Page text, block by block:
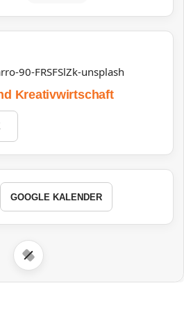
Kreativwirtschaft
GOOGLE KALENDER